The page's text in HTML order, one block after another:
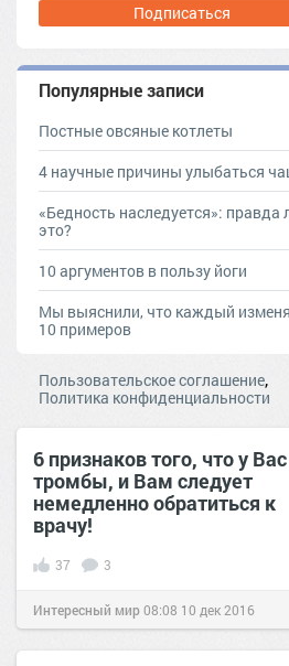
Подписаться
Популярные записи
Постные овсяные котлеты
4 научные причины улыбаться
«Бедность наследуется»: правда
это?
10 аргументов в пользу йоги
Мы выяснили, что каждый
10 примеров
Пользовательское соглашение,
Политика конфиденциальности
6 признаков того, что у Вас
тромбы, и Вам следует
немедленно обратиться к
врачу!
37 3
Интересный мир08:08 10 дек 2016